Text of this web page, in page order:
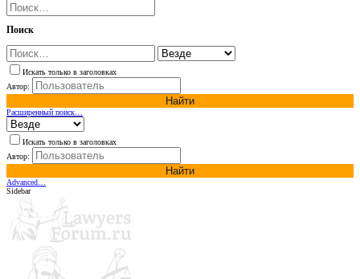
Поиск
Искать только в заголовках
Автор:
Найти
Расширенный поиск…
Искать только в заголовках
Автор:
Найти
Advanced…
Sidebar